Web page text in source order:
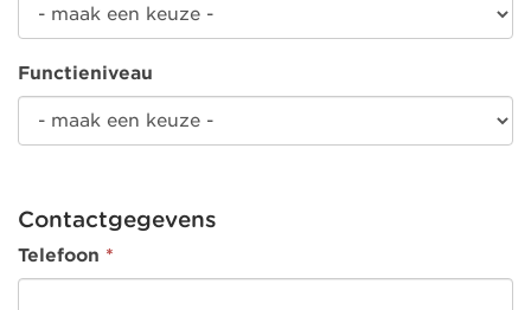
Functieniveau
Contactgegevens
Telefoon *